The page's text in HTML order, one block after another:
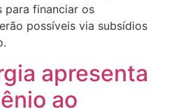
para financiar os
possíveis via subsídios
apresenta
ao